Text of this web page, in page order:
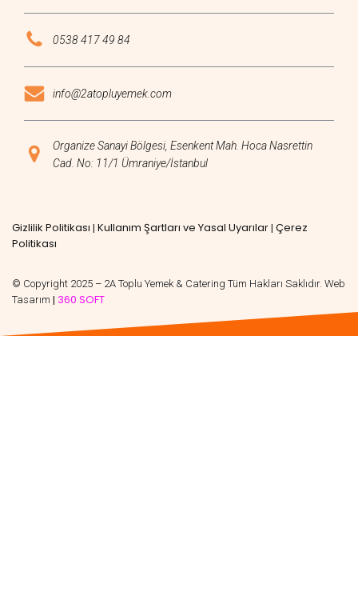
0538 417 49 84
info@2atopluyemek.com
Organize Sanayi Bölgesi, Esenkent Mah. Hoca Nasrettin
Cad. No: 11/1 Ümraniye/İstanbul
Gizlilik Politikası | Kullanım Şartları ve Yasal Uyarılar | Çerez
Politikası
© Copyright 2025 – 2A Toplu Yemek & Catering Tüm Hakları Saklıdır. Web
Tasarım | 360 SOFT